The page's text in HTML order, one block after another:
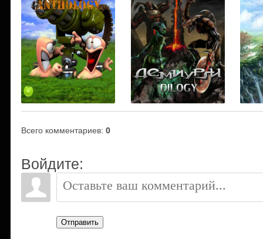
Всего комментариев: 0
Войдите:
Отправить